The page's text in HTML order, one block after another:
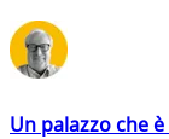
Un palazzo che